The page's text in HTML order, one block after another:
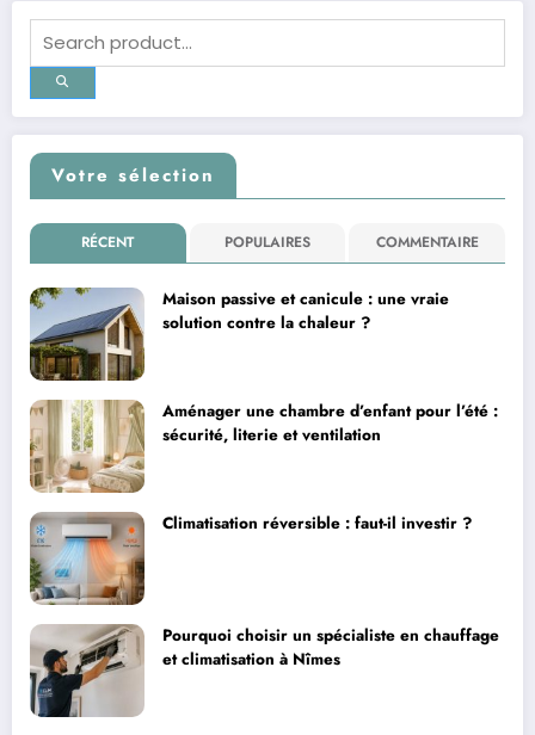
Votre sélection
RÉCENT POPULAIRES COMMENTAIRE
Maison passive et canicule : une vraie
solution contre la chaleur ?
Aménager une chambre d’enfant pour l’été :
sécurité, literie et ventilation
Climatisation réversible : faut-il investir ?
Pourquoi choisir un spécialiste en chauffage
et climatisation à Nîmes